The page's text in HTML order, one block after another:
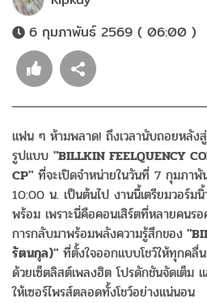
6 กุมภาพันธ์ 2569 ( 06:00 )
แฟน ๆ ห้ามพลาด! ถึงเวลานับถอยหลัง
รูปแบบ "BILLKIN FEELQUENCY
CP" ที่จะเปิดจำหน่ายในวันที่ 7 กุมภาพั
10:00 น. เป็นต้นไป งานนี้เตรียมวอร์มนิ้
พร้อม เพราะนี่คือคอนเสิร์ตที่หลายคนร
การกลับมาพร้อมพลังความรู้สึกของ
รัตนกุล)" ที่ตั้งใจออกแบบโชว์ให้ทุกคลื่
ด้วยเซ็ตลิสต์เพลงฮิต โปรดักชันจัดเต็ม
ให้เซอร์ไพรส์ตลอดทั้งโชว์อย่างแน่นอน